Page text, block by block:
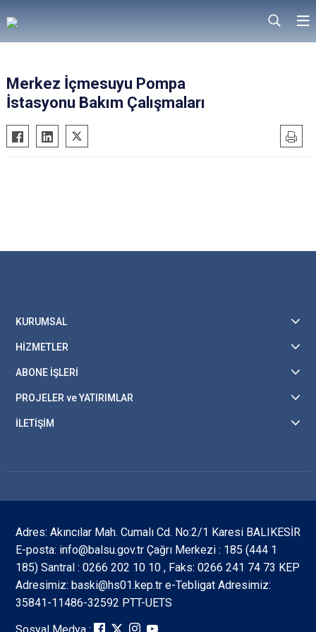
Merkez İçmesuyu Pompa
İstasyonu Bakım Çalışmaları
KURUMSAL
HİZMETLER
ABONE İŞLERİ
PROJELER ve YATIRIMLAR
İLETİŞİM
Adres: Akıncılar Mah. Cumalı Cd. No:2/1 Karesi BALIKESİR
E-posta: info@balsu.gov.tr Çağrı Merkezi : 185 (444 1
185) Santral : 0266 202 10 10 , Faks: 0266 241 74 73 KEP
Adresimiz: baski@hs01.kep.tr e-Tebligat Adresimiz:
35841-11486-32592 PTT-UETS